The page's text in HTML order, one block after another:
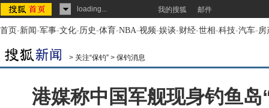
loading... 我的搜狐 邮件
首页-新闻-军事-文化-历史-体育-NBA-视频-娱谈-财经-世相-科技-汽车-房
> 关注“保钓” > 保钓消息
港媒称中国军舰现身钓鱼岛